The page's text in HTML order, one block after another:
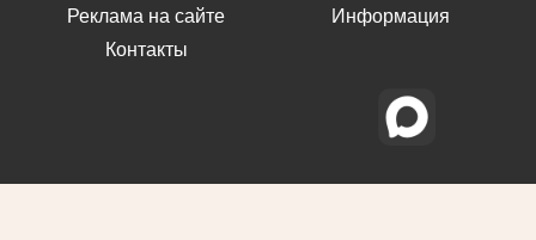
Реклама на сайте
Контакты
Информация